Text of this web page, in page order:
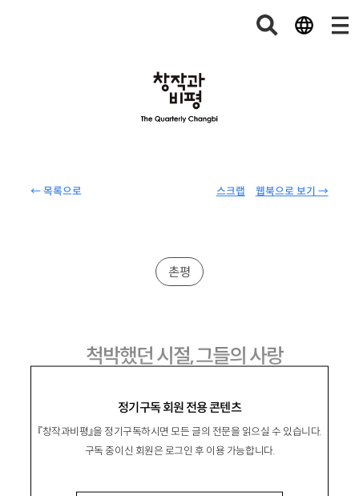
← 목록으로 웹북으로 보기 →
스크랩
정기구독 회원 전용 콘텐츠
『창작과비평』을 정기구독하시면 모든 글의 전문을 읽으실 수 있습니다.
구독 중이신 회원은 로그인 후 이용 가능합니다.
촌평
척박했던 시절, 그들의 사랑
2002